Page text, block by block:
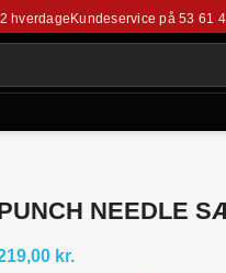
hverdageKundeservice på53 61
NEEDLE
kr.